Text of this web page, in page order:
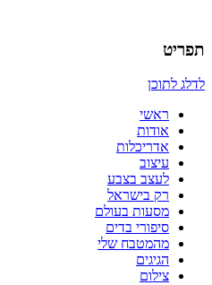
כמו אויר לנשימה
תפריט
לדלג לתוכן
ראשי
אודות
אדריכלות
עיצוב
לעצב בצבע
רק בישראל
מסעות בעולם
סיפורי בדים
מהמטבח שלי
הגיגים
צילום